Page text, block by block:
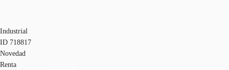
Industrial
ID 718817
Novedad
Renta